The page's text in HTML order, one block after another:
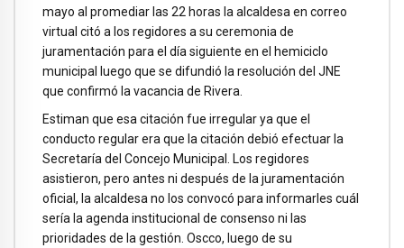
mayo al promediar las 22 horas la alcaldesa en correo
virtual citó a los regidores a su ceremonia de
juramentación para el día siguiente en el hemiciclo
municipal luego que se difundió la resolución del JNE
que confirmó la vacancia de Rivera.
Estiman que esa citación fue irregular ya que el
conducto regular era que la citación debió efectuar la
Secretaría del Concejo Municipal. Los regidores
asistieron, pero antes ni después de la juramentación
oficial, la alcaldesa no los convocó para informarles cuál
sería la agenda institucional de consenso ni las
prioridades de la gestión. Oscco, luego de su